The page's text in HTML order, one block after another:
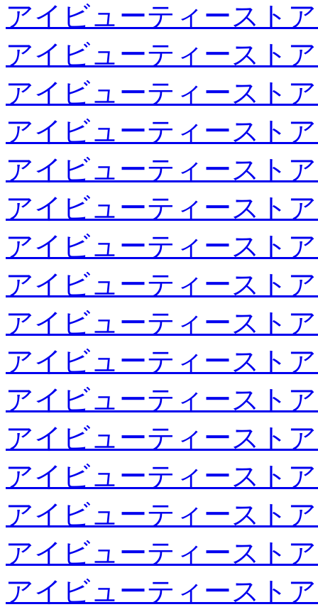
アイビューティースト
アイビューティースト
アイビューティースト
アイビューティースト
アイビューティースト
アイビューティースト
アイビューティースト
アイビューティースト
アイビューティースト
アイビューティースト
アイビューティースト
アイビューティースト
アイビューティースト
アイビューティースト
アイビューティースト
アイビューティースト